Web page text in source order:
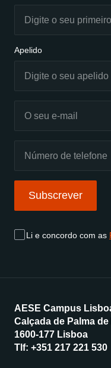
Apelido
Subscrever
Li e concordo com as
AESE Campus
Calçada de Palma de
1600-177 Lisboa
Tlf: +351 217 221 530